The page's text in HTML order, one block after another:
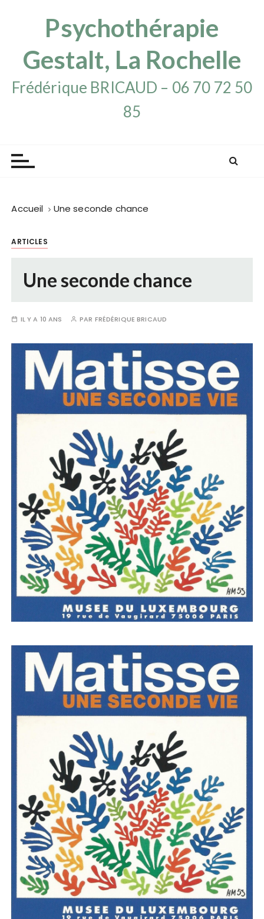
Psychothérapie
Gestalt, La Rochelle
Frédérique BRICAUD – 06 70 72 50
85
Accueil Une seconde chance
ARTICLES
Une seconde chance
IL Y A 10 ANS PAR FRÉDÉRIQUE BRICAUD